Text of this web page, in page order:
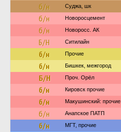
б/н Суджа, шк
б/н Новоросцемент
б/н Новоросс. АК
Б/Н Ситилайн
б/н Прочие
б/н Бишкек, межгород
Б/Н Проч. Орёл
б/н Кировск прочие
б/н Макушинский: прочие
б/н Анапское ПАТП
б/н МГТ, прочие